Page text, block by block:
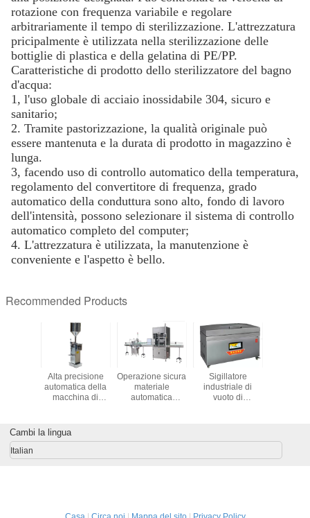
rotazione con frequenza variabile e regolare
arbitrariamente il tempo di sterilizzazione. L'attrezzatura
pricipalmente è utilizzata nella sterilizzazione delle
bottiglie di plastica e della gelatina di PE/PP.
Caratteristiche di prodotto dello sterilizzatore del bagno
d'acqua:
1, l'uso globale di acciaio inossidabile 304, sicuro e
sanitario;
2. Tramite pastorizzazione, la qualità originale può
essere mantenuta e la durata di prodotto in magazzino è
lunga.
3, facendo uso di controllo automatico della temperatura,
regolamento del convertitore di frequenza, grado
automatico della conduttura sono alto, fondo di lavoro
dell'intensità, possono selezionare il sistema di controllo
automatico completo del computer;
4. L'attrezzatura è utilizzata, la manutenzione è
conveniente e l'aspetto è bello.
Recommended Products
Alta precisione
automatica della
macchina di
della
metropolitana
materiale da
Operazione sicura
materiale
automatica
rifornimento dei
Sigillatore
industriale di
vuoto di
specifica
vuoto di
Cambi la lingua
Italian